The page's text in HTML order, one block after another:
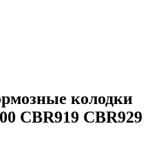
колодки
CBR919 CBR929